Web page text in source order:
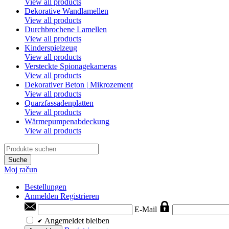
View all products
Dekorative Wandlamellen
View all products
Durchbrochene Lamellen
View all products
Kinderspielzeug
View all products
Versteckte Spionagekameras
View all products
Dekorativer Beton | Mikrozement
View all products
Quarzfassadenplatten
View all products
Wärmepumpenabdeckung
View all products
Suche
Moj račun
Bestellungen
Anmelden Registrieren
E-Mail
Angemeldet bleiben